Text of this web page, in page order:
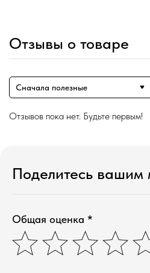
Отзывы о товаре
Сначала полезные
Отзывов пока нет. Будьте первым!
Поделитесь вашим
Общая оценка *